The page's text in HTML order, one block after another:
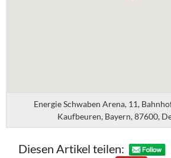
Energie Schwaben Arena, 11,
Kaufbeuren, Bayern, 87600,
Diesen Artikel teilen: